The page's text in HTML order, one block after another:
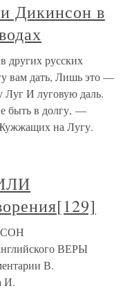
Дикинсон в
других русских
вам дать, Лишь это —
И луговую даль.
быть в долгу, —
на Лугу.
ВЕРЫ
В.
И.